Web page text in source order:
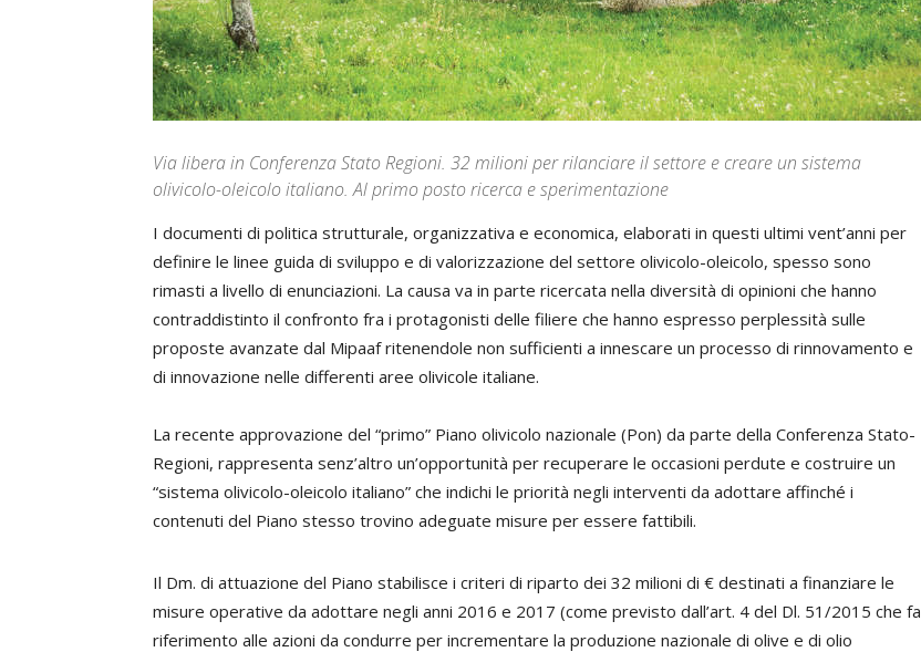
Via libera in Conferenza Stato Regioni. 32 milioni per rilanciare il settore e creare un sistema
olivicolo-oleicolo italiano. Al primo posto ricerca e sperimentazione
I documenti di politica strutturale, organizzativa e economica, elaborati in questi ultimi vent’anni per
definire le linee guida di sviluppo e di valorizzazione del settore olivicolo-oleicolo, spesso sono
rimasti a livello di enunciazioni. La causa va in parte ricercata nella diversità di opinioni che hanno
contraddistinto il confronto fra i protagonisti delle filiere che hanno espresso perplessità sulle
proposte avanzate dal Mipaaf ritenendole non sufficienti a innescare un processo di rinnovamento e
di innovazione nelle differenti aree olivicole italiane.
La recente approvazione del “primo” Piano olivicolo nazionale (Pon) da parte della Conferenza Stato-
Regioni, rappresenta senz’altro un’opportunità per recuperare le occasioni perdute e costruire un
“sistema olivicolo-oleicolo italiano” che indichi le priorità negli interventi da adottare affinché i
contenuti del Piano stesso trovino adeguate misure per essere fattibili.
Il Dm. di attuazione del Piano stabilisce i criteri di riparto dei 32 milioni di € destinati a finanziare le
misure operative da adottare negli anni 2016 e 2017 (come previsto dall’art. 4 del Dl. 51/2015 che fa
riferimento alle azioni da condurre per incrementare la produzione nazionale di olive e di olio